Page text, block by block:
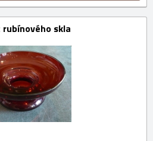
rubínového skla